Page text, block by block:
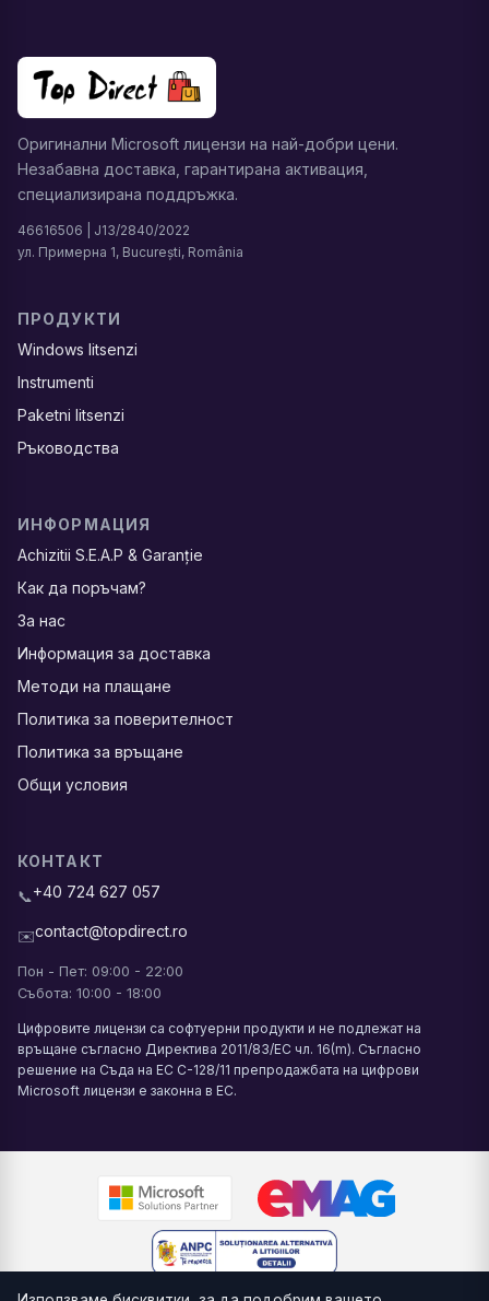
Оригинални Microsoft лицензи на най-добри цени.
Незабавна доставка, гарантирана активация,
специализирана поддръжка.
46616506 | J13/2840/2022
ул. Примерна 1, București, România
ПРОДУКТИ
Windows litsenzi
Instrumenti
Paketni litsenzi
Ръководства
ИНФОРМАЦИЯ
Achizitii S.E.A.P & Garanție
Как да поръчам?
За нас
Информация за доставка
Методи на плащане
Политика за поверителност
Политика за връщане
Общи условия
КОНТАКТ
📞+40 724 627 057
✉️contact@topdirect.ro
Пон - Пет: 09:00 - 22:00
Събота: 10:00 - 18:00
Цифровите лицензи са софтуерни продукти и не подлежат на
връщане съгласно Директива 2011/83/ЕС чл. 16(m). Съгласно
решение на Съда на ЕС C-128/11 препродажбата на цифрови
Microsoft лицензи е законна в ЕС.